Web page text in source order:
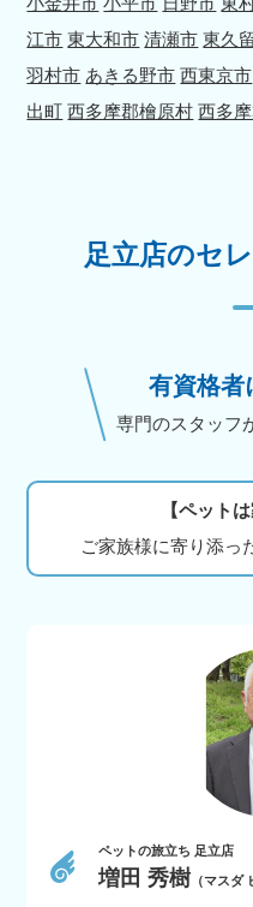
江市 東大和市 清瀬市 東久
羽村市 あきる野市 西東京市
出町 西多摩郡檜原村 西多
足立店のセ
有資格者
専門のスタッフ
【ペット
ご家族様に寄り添っ
ペットの旅立ち 足立店
増田 秀樹 （マスダ